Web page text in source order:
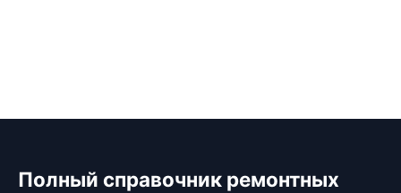
Полный справочник ремонтных